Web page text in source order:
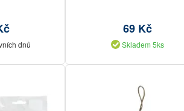
dnů
69 Kč
Skladem 5ks